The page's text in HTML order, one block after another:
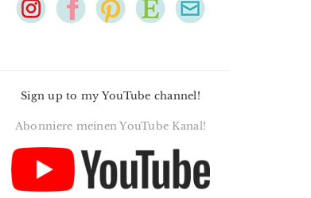
Sign up to my YouTube channel!
Abonniere meinen YouTube Kanal!